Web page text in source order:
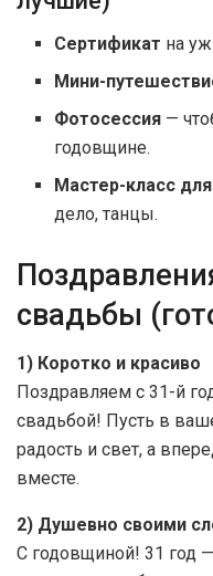
Сертификат на
Мини-
Фотосессия —
годовщине.
Мастер-класс
дело, танцы.
свадьбы
1) Коротко и красиво
Поздравляем с 31-й
свадьбой! Пусть в
радость и свет, а
вместе.
2) Душевно своими
С годовщиной! 31 год